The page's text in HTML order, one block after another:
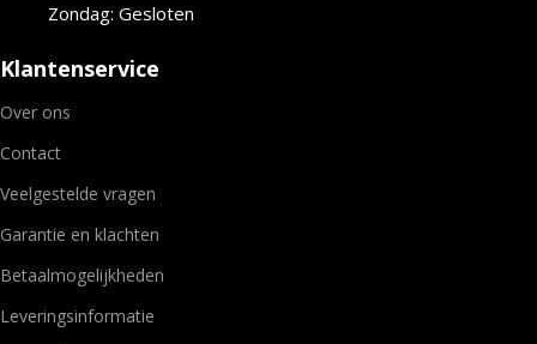
Zondag: Gesloten
Klantenservice
Over ons
Contact
Veelgestelde vragen
Garantie en klachten
Betaalmogelijkheden
Leveringsinformatie